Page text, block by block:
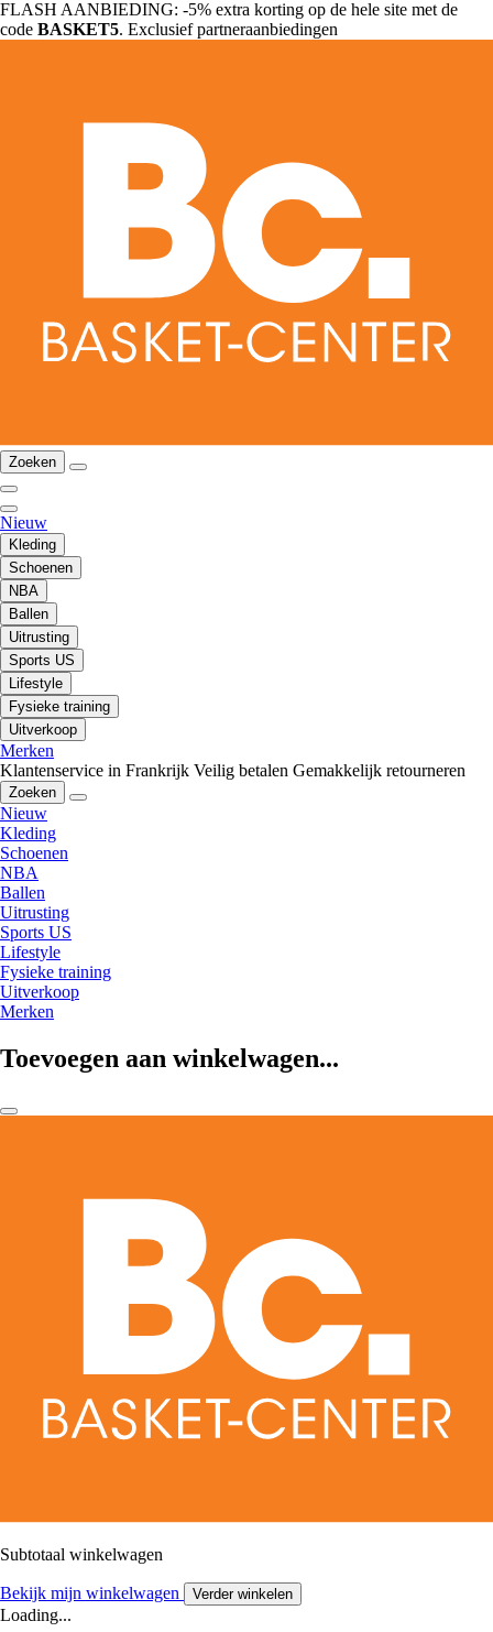
FLASH AANBIEDING: -5% extra korting op de hele site met de
code BASKET5. Exclusief partneraanbiedingen
Zoeken
Nieuw
Kleding
Schoenen
NBA
Ballen
Uitrusting
Sports US
Lifestyle
Fysieke training
Uitverkoop
Merken
Klantenservice in Frankrijk Veilig betalen Gemakkelijk retourneren
Zoeken
Nieuw
Kleding
Schoenen
NBA
Ballen
Uitrusting
Sports US
Lifestyle
Fysieke training
Uitverkoop
Merken
Toevoegen aan winkelwagen...
Subtotaal winkelwagen
Bekijk mijn winkelwagen Verder winkelen
Loading...